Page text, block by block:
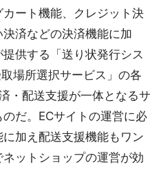
ート機能、クレジット決
済などの決済機能に加
供する「送り状発行シス
場所選択サービス」の各
・配送支援が一体となるサ
だ。ECサイトの運営に必
加え配送支援機能もワン
ットショップの運営が効